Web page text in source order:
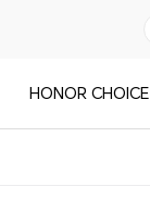
HONOR CHOICE